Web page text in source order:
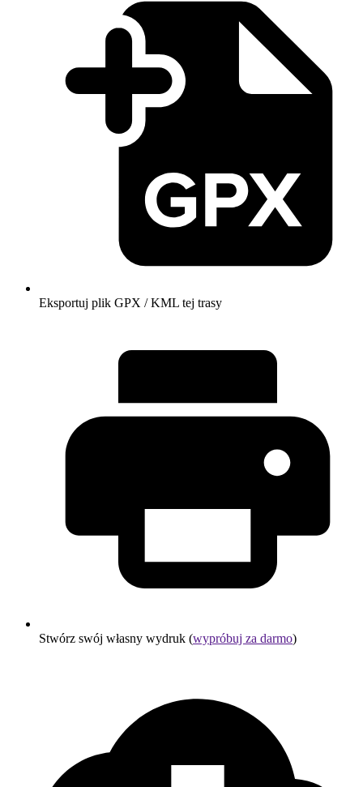
Eksportuj plik GPX / KML tej trasy
Stwórz swój własny wydruk (wypróbuj za darmo)